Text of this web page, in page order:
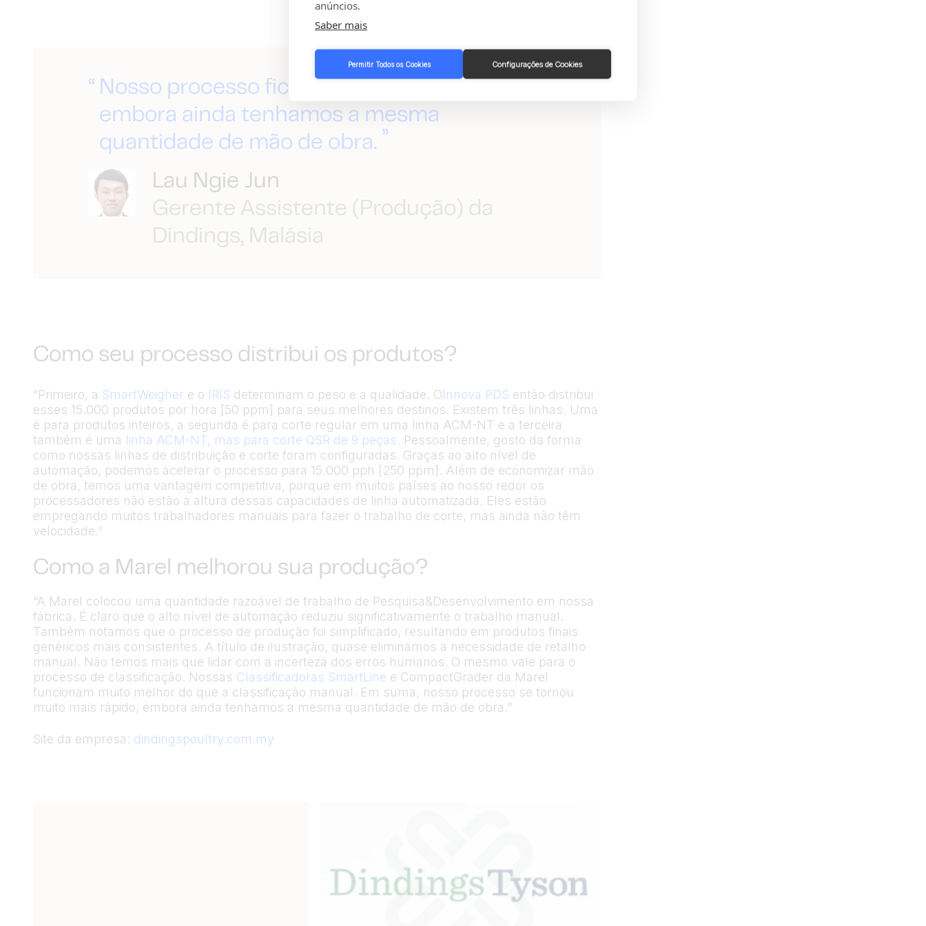
anúncios.
Saber mais
Permitir Todos os Cookies Configurações de Cookies
Nosso processo ficou muito mais rápido,
embora ainda tenhamos a mesma
quantidade de mão de obra.
Lau Ngie Jun
Gerente Assistente (Produção) da
Dindings, Malásia
Como seu processo distribui os produtos?
“Primeiro, a SmartWeigher e o IRIS determinam o peso e a qualidade. OInnova PDS então distribui
esses 15.000 produtos por hora [50 ppm] para seus melhores destinos. Existem três linhas. Uma
é para produtos inteiros, a segunda é para corte regular em uma linha ACM-NT e a terceira
também é uma linha ACM-NT, mas para corte QSR de 9 peças. Pessoalmente, gosto da forma
como nossas linhas de distribuição e corte foram configuradas. Graças ao alto nível de
automação, podemos acelerar o processo para 15.000 pph [250 ppm]. Além de economizar mão
de obra, temos uma vantagem competitiva, porque em muitos países ao nosso redor os
processadores não estão à altura dessas capacidades de linha automatizada. Eles estão
empregando muitos trabalhadores manuais para fazer o trabalho de corte, mas ainda não têm
velocidade.”
Como a Marel melhorou sua produção?
“A Marel colocou uma quantidade razoável de trabalho de Pesquisa&Desenvolvimento em nossa
fábrica. É claro que o alto nível de automação reduziu significativamente o trabalho manual.
Também notamos que o processo de produção foi simplificado, resultando em produtos finais
genéricos mais consistentes. A título de ilustração, quase eliminamos a necessidade de retalho
manual. Não temos mais que lidar com a incerteza dos erros humanos. O mesmo vale para o
processo de classificação. Nossas Classificadoras SmartLine e CompactGrader da Marel
funcionam muito melhor do que a classificação manual. Em suma, nosso processo se tornou
muito mais rápido, embora ainda tenhamos a mesma quantidade de mão de obra.”
Site da empresa: dindingspoultry.com.my